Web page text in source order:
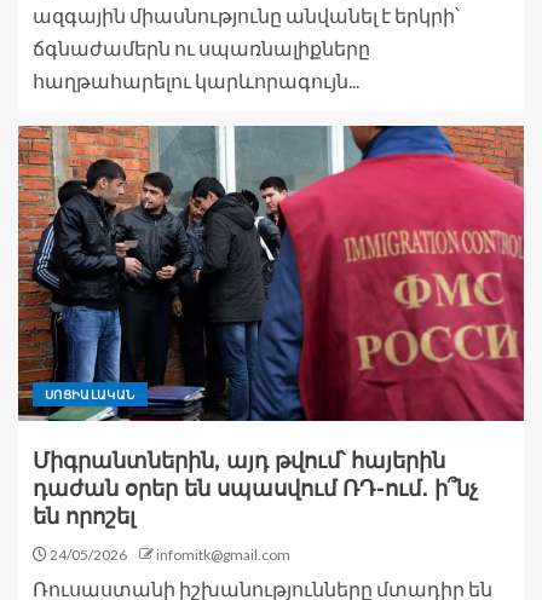
ազգային միասնությունը անվանել է երկրի՝
ճգնաժամերն ու սպառնալիքները
հաղթահարելու կարևորագույն...
ՍՈՑԻԱԼԱԿԱՆ
Միգրանտներին, այդ թվում՝ հայերին
դաժան օրեր են սպասվում ՌԴ-ում․ ի՞նչ
են որոշել
24/05/2026 infomitk@gmail.com
Ռուսաստանի իշխանությունները մտադիր են